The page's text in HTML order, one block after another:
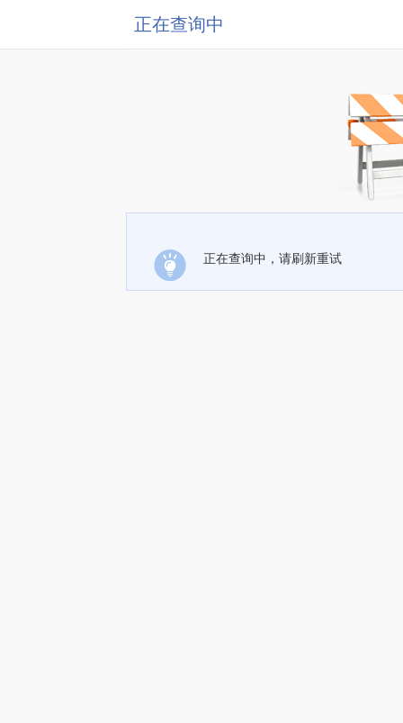
正在查询中
正在查询中，请刷新重试